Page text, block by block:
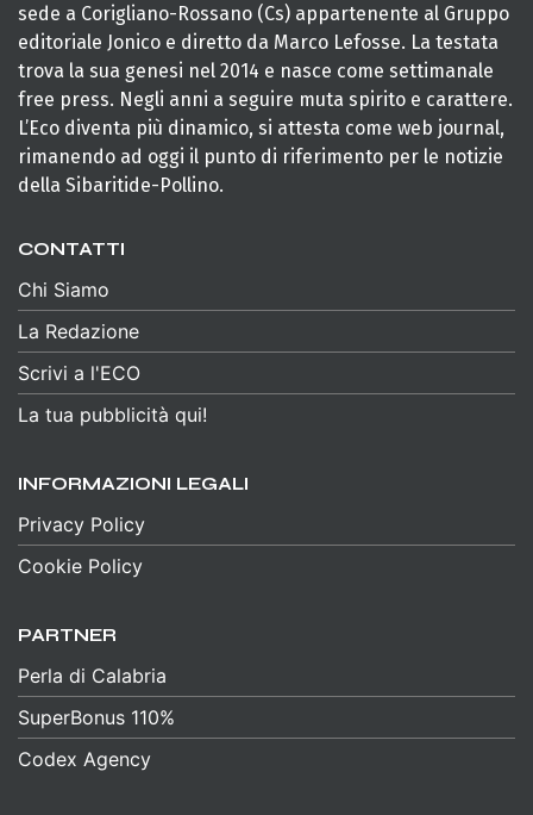
sede a Corigliano-Rossano (Cs) appartenente al Gruppo
editoriale Jonico e diretto da Marco Lefosse. La testata
trova la sua genesi nel 2014 e nasce come settimanale
free press. Negli anni a seguire muta spirito e carattere.
L’Eco diventa più dinamico, si attesta come web journal,
rimanendo ad oggi il punto di riferimento per le notizie
della Sibaritide-Pollino.
CONTATTI
Chi Siamo
La Redazione
Scrivi a l'ECO
La tua pubblicità qui!
INFORMAZIONI LEGALI
Privacy Policy
Cookie Policy
PARTNER
Perla di Calabria
SuperBonus 110%
Codex Agency